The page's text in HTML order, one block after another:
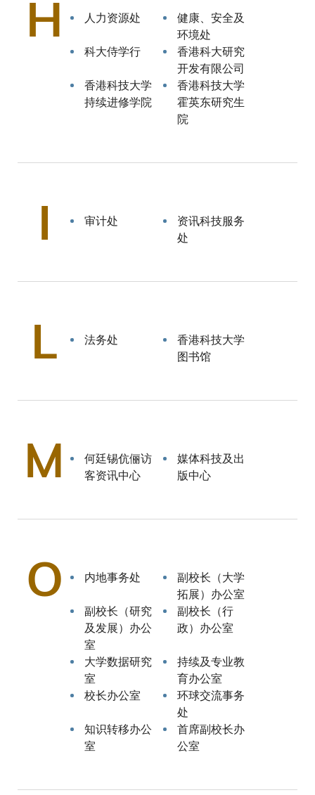
H 人力资源处
健康、安全及
环境处
科大侍学行
香港科大研究
开发有限公司
香港科技大学
持续进修学院
香港科技大学
霍英东研究生
院
I 审计处
资讯科技服务
处
L 法务处
香港科技大学
图书馆
M
何廷锡伉俪访
客资讯中心
媒体科技及出
版中心
O 内地事务处
副校长（大学
拓展）办公室
副校长（研究
及发展）办公
室
副校长（行
政）办公室
大学数据研究
室
持续及专业教
育办公室
校长办公室
环球交流事务
处
知识转移办公
室
首席副校长办
公室